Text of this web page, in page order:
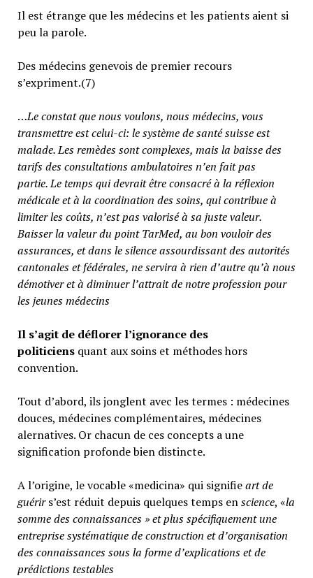
Il est étrange que les médecins et les patients aient si
peu la parole.
Des médecins genevois de premier recours
s’expriment.(7)
…Le constat que nous voulons, nous médecins, vous
transmettre est celui-ci: le système de santé suisse est
malade. Les remèdes sont complexes, mais la baisse des
tarifs des consultations ambulatoires n’en fait pas
partie.Le temps qui devrait être consacré à la réflexion
médicale et à la coordination des soins, qui contribue à
limiter les coûts, n’est pas valorisé à sa juste valeur.
Baisser la valeur du point TarMed, au bon vouloir des
assurances, et dans le silence assourdissant des autorités
cantonales et fédérales, ne servira à rien d’autre qu’à nous
démotiver et à diminuer l’attrait de notre profession pour
les jeunes médecins
Il s’agit de déflorer l’ignorance des
politiciensquant aux soins et méthodes hors
convention.
Tout d’abord, ils jonglent avec les termes : médecines
douces, médecines complémentaires, médecines
alernatives. Or chacun de ces concepts a une
signification profonde bien distincte.
A l’origine, le vocable «medicina» qui signifieart de
guérirs’est réduit depuis quelques temps enscience, «la
somme des connaissances » et plus spécifiquement une
entreprise systématique de construction et d’organisation
des connaissances sous la forme d’explications et de
prédictions testables